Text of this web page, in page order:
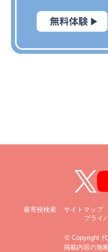
最寄校検索 サイトマップ
プライ
© Copyright
掲載内容の無